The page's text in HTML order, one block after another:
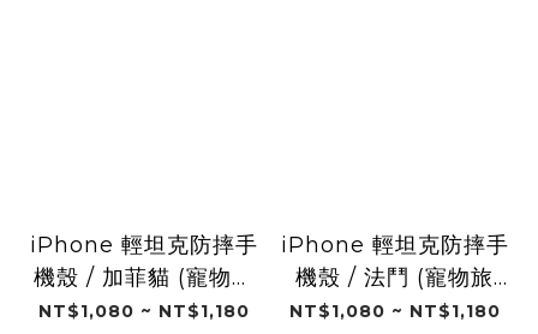
iPhone 輕坦克防摔手
機殼 / 加菲貓 (寵物旅
行)
NT$1,080 ~ NT$1,180
iPhone 輕坦克防摔手
機殼 / 法鬥 (寵物旅
行)
NT$1,080 ~ NT$1,180